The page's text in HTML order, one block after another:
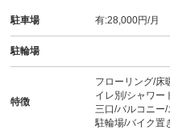
駐車場 有:28,000円/月
駐輪場
特徴
フローリング/床
イレ別/シャワー
三口/バルコニー
駐輪場/バイク置